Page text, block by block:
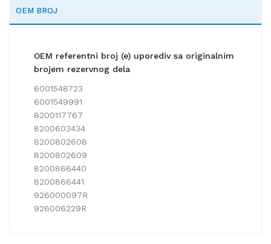
OEM BROJ
OEM referentni broj (e) uporediv sa originalnim
brojem rezervnog dela
6001548723
6001549991
8200117767
8200603434
8200802608
8200802609
8200866440
8200866441
926000097R
926006229R